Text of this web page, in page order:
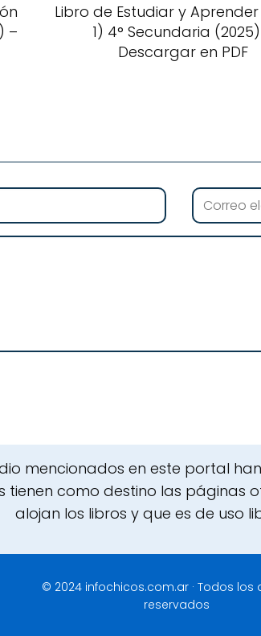
–
Libro de Estudiar y
1) 4° Secundaria
Descargar en PDF
mencionados en este portal
como destino las páginas
alojan los libros y que es de uso
© 2024 infochicos.com.ar · Todos los
reservados